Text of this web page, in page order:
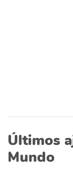
Últimos
Mundo